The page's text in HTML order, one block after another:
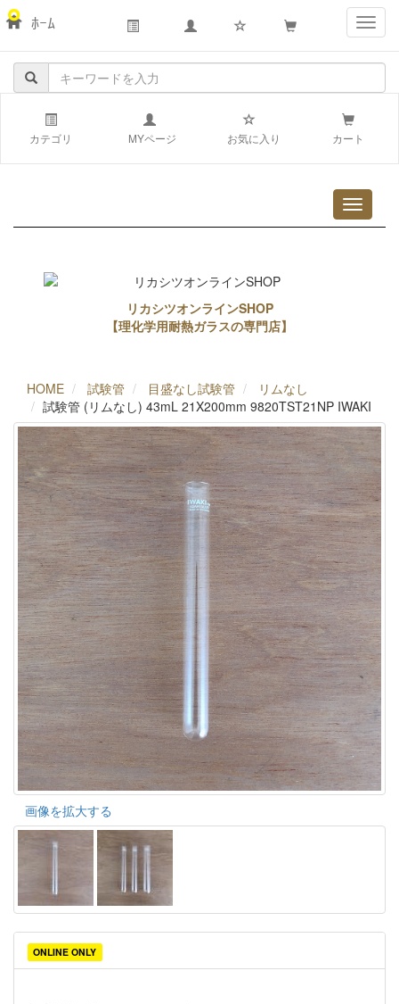
ﾎｰﾑ
カテゴリ MYページ お気に入り カート
リカシツオンラインSHOP
【理化学用耐熱ガラスの専門店】
HOME 試験管 目盛なし試験管
リムなし
試験管 (リムなし) 43mL 21X200mm 9820TST21NP IWAKI
画像を拡大する
ONLINE ONLY